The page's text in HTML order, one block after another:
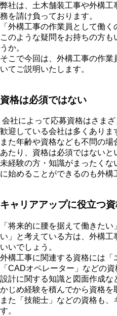
弊社は、土木舗装工事や外構
務を請け負っております。
「外構工事の作業員として働く
このような疑問をお持ちの方も
うか。
そこで今回は、外構工事の作
いてご説明いたします。
資格は必須ではない
会社によって応募資格はさま
歓迎している会社は多くありま
また年齢や資格なども不問の
あたり、資格は必須ではないと
未経験の方・知識がまったく
に始めることができるのも外構
キャリアアップに役立つ
「将来的に腰を据えて働きた
い」と考えている方は、外構工
いいでしょう。
外構工事に関連する資格には「
「CADオペレーター」などの資
設計に関する知識と図面作成な
かじめ経験を積んでから資格を
また「技能士」などの資格も
す。